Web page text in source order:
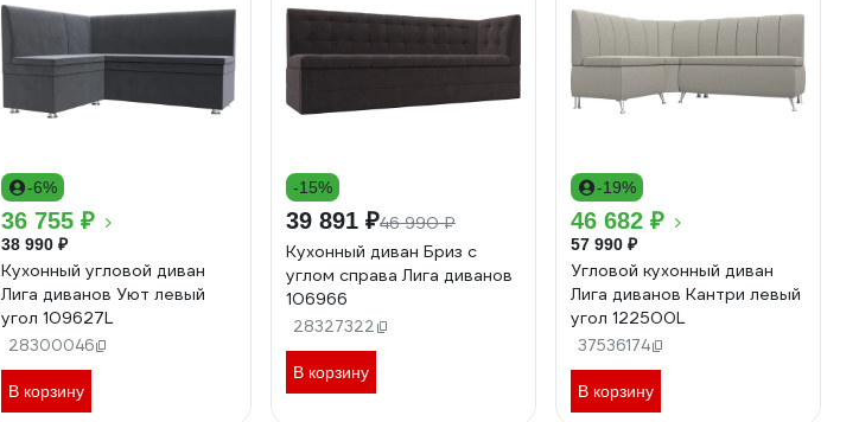
-6%
36 755 ₽
38 990 ₽
Кухонный угловой диван
Лига диванов Уют левый
угол 109627L
28300046
В корзину
-15%
39 891 ₽46 990 ₽
Кухонный диван Бриз с
углом справа Лига диванов
106966
28327322
В корзину
-19%
46 682 ₽
57 990 ₽
Угловой кухонный диван
Лига диванов Кантри левый
угол 122500L
37536174
В корзину